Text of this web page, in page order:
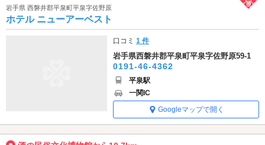
岩手県 西磐井郡平泉町平泉字佐野原
ホテル ニューアーベスト
口コミ1 件
岩手県西磐井郡平泉町平泉字佐野原59-1
0191-46-4362
平泉駅
一関IC
Googleマップで開く